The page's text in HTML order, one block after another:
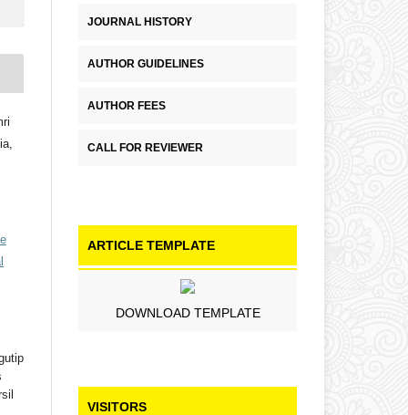
JOURNAL HISTORY
AUTHOR GUIDELINES
AUTHOR FEES
CALL FOR REVIEWER
ARTICLE TEMPLATE
DOWNLOAD TEMPLATE
VISITORS